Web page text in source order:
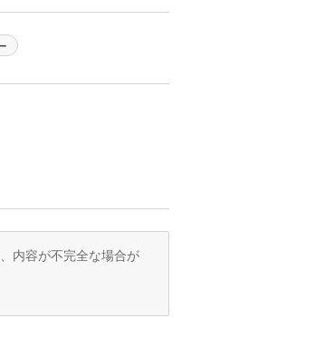
内容が不完全な場合が